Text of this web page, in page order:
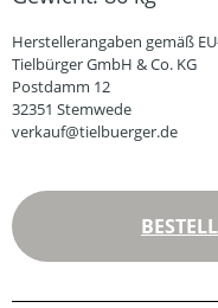
Herstellerangaben gemäß
Tielbürger GmbH & Co. KG
Postdamm 12
32351 Stemwede
verkauf@tielbuerger.de